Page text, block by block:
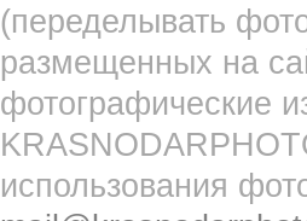
(переделывать
размещенных на
фотографические
использования